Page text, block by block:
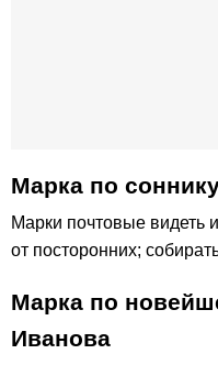
Марка по
Марки почтовые видеть
от посторонних;
Марка по
Иванова